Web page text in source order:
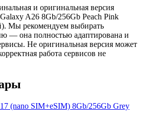
и оригинальная версия
A26 8Gb/256Gb Peach Pink
Мы рекомендуем выбирать
— она полностью адаптирована и
Не оригинальная версия может
работа сервисов не